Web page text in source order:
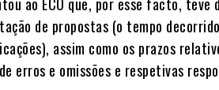
ao ECO que, por esse facto, teve
de propostas (o tempo
assim como os prazos
erros e omissões e respetivas